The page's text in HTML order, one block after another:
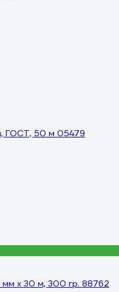
ГОСТ, 50 м 05479
х 30 м, 300 гр. 88762